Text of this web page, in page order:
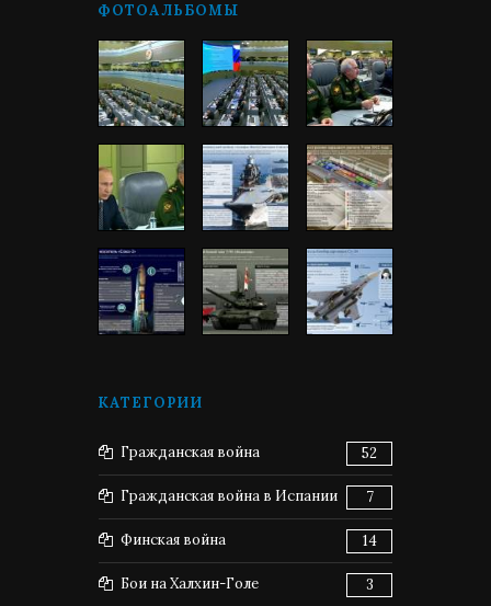
ФОТОАЛЬБОМЫ
КАТЕГОРИИ
Гражданская война 52
Гражданская война в Испании 7
Финская война 14
Бои на Халхин-Голе 3